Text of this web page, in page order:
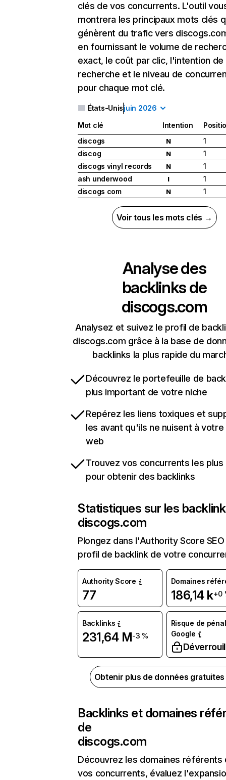
clés de vos concurrents. L'outil
montrera les principaux mots clés
génèrent du trafic vers
en fournissant le volume de
exact, le coût par clic, l'intention de
recherche et le niveau de
pour chaque mot clé.
États-Unisjuin 2026
Mot clé Intention
discogs
N
1
discog
N
1
discogs vinyl records
N
1
ash underwood
I
1
discogs com
N 1
Voir tous les mots clés →
Analyse des
backlinks de
discogs.com
Analysez et suivez le profil de
discogs.com grâce à la base de
backlinks la plus rapide du
Découvrez le portefeuille de
plus important de votre niche
Repérez les liens toxiques et
les avant qu'ils ne nuisent à
web
Trouvez vos concurrents les
pour obtenir des backlinks
Statistiques sur les
discogs.com
Plongez dans l'Authority Score
profil de backlink de votre
Authority Score
77
Domaines
186,14 k+0
Backlinks
231,64 M-3 %
Risque de
Google
Obtenir plus de données
Backlinks et domaines
de
discogs.com
Découvrez les domaines référents
vos concurrents, évaluez